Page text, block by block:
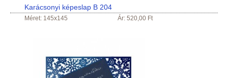
Karácsonyi képeslap B 204
Méret: 145x145 Ár: 520,00 Ft